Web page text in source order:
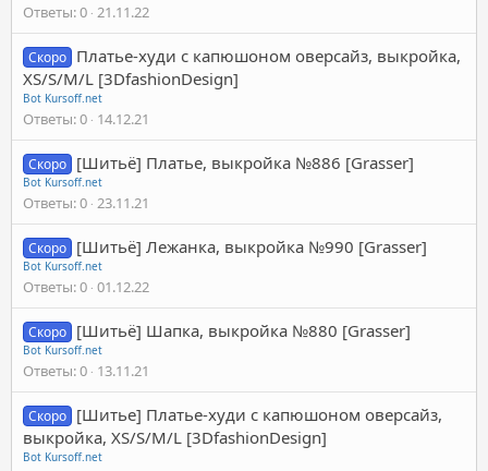
Ответы 0 21.11.22
Скоро Платье-худи с капюшоном оверсайз, выкройка,
XS/S/M/L [3DfashionDesign]
Bot Kursoff.net
Ответы 0 14.12.21
Скоро [Шитьё] Платье, выкройка №886 [Grasser]
Bot Kursoff.net
Ответы 0 23.11.21
Скоро [Шитьё] Лежанка, выкройка №990 [Grasser]
Bot Kursoff.net
Ответы 0 01.12.22
Скоро [Шитьё] Шапка, выкройка №880 [Grasser]
Bot Kursoff.net
Ответы 0 13.11.21
Скоро [Шитье] Платье-худи с капюшоном оверсайз,
выкройка, XS/S/M/L [3DfashionDesign]
Bot Kursoff.net